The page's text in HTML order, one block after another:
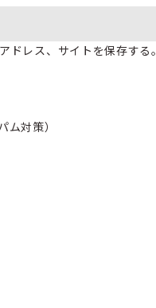
レス、サイトを保存する。
対策）